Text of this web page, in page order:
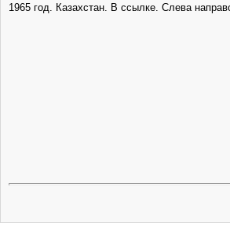
1965 год. Казахстан. В ссылке. Слева